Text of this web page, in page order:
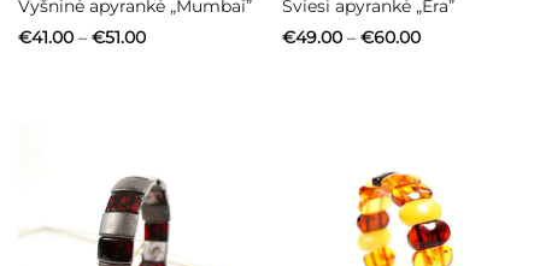
Vyšninė apyrankė „Mumbai”
€41.00 – €51.00Price
Šviesi apyrankė „Era”
€49.00 – €60.00Price